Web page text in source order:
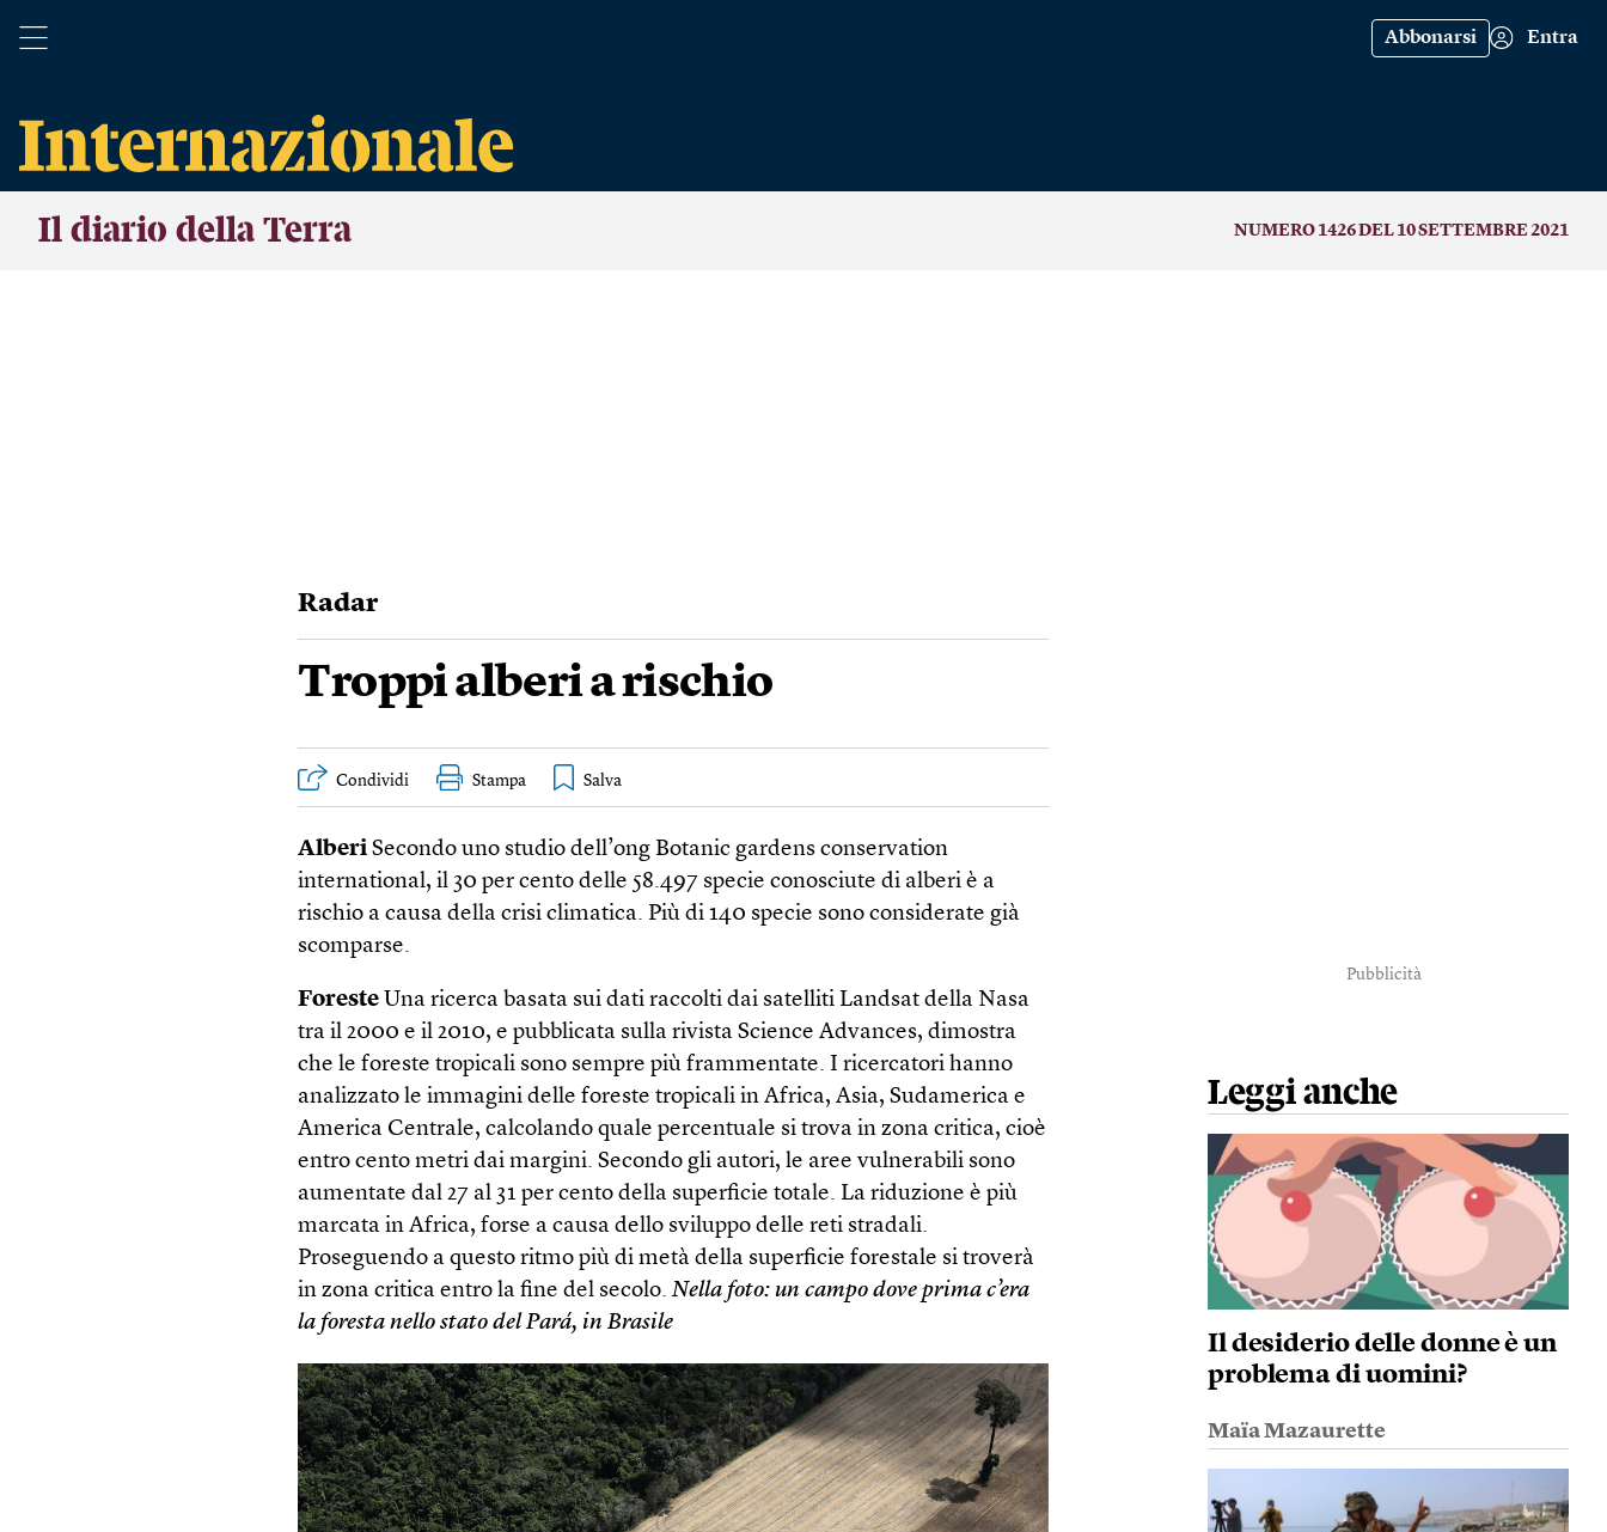
Abbonarsi Entra
Il diario della Terra NUMERO 1426 DEL 10 SETTEMBRE 2021
Radar
Troppi alberi a rischio
Condividi Stampa
Alberi Secondo uno studio dell’ong Botanic gardens conservation
international, il 30 per cento delle 58.497 specie conosciute di alberi è a
rischio a causa della crisi climatica. Più di 140 specie sono considerate già
scomparse.
Foreste Una ricerca basata sui dati raccolti dai satelliti Landsat della Nasa
tra il 2000 e il 2010, e pubblicata sulla rivista Science Advances, dimostra
che le foreste tropicali sono sempre più frammentate. I ricercatori hanno
analizzato le immagini delle foreste tropicali in Africa, Asia, Sudamerica e
America Centrale, calcolando quale percentuale si trova in zona critica, cioè
entro cento metri dai margini. Secondo gli autori, le aree vulnerabili sono
aumentate dal 27 al 31 per cento della superficie totale. La riduzione è più
marcata in Africa, forse a causa dello sviluppo delle reti stradali.
Proseguendo a questo ritmo più di metà della superficie forestale si troverà
in zona critica entro la fine del secolo.Nella foto: un campo dove prima c’era
la foresta nello stato del Pará, in Brasile
Pubblicità
Leggi anche
Il desiderio delle donne è un
problema di uomini?
Maïa Mazaurette